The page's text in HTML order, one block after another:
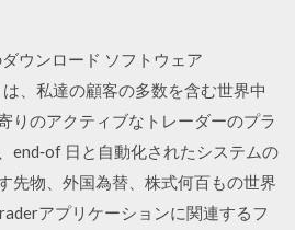
ウンロード ソフトウェア
、私達の顧客の多数を含む世界中
りのアクティブなトレーダーのプラ
end‐of 日と自動化されたシステムの
先物、外国為替、株式何百もの世界
アプリケーションに関連するフ